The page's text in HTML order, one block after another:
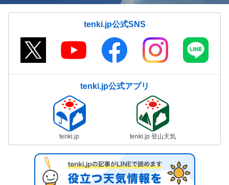
tenki.jp公式SNS
tenki.jp公式アプリ
tenki.jp tenki.jp 登山天気